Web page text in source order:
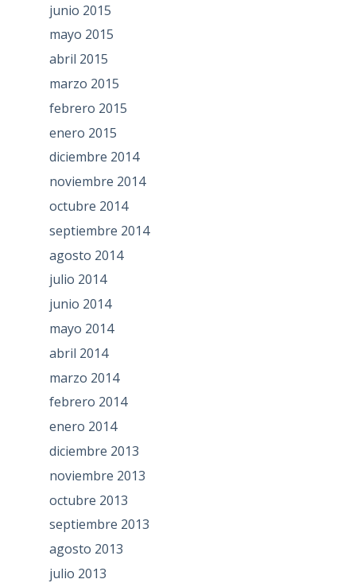
junio 2015
mayo 2015
abril 2015
marzo 2015
febrero 2015
enero 2015
diciembre 2014
noviembre 2014
octubre 2014
septiembre 2014
agosto 2014
julio 2014
junio 2014
mayo 2014
abril 2014
marzo 2014
febrero 2014
enero 2014
diciembre 2013
noviembre 2013
octubre 2013
septiembre 2013
agosto 2013
julio 2013